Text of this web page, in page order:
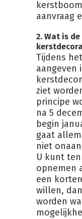
aanvraag
2. Wat is
Tijdens
aangeven
ziet
principe
na 5
begin
gaat
niet
U kunt
opnemen
een
willen,
worden